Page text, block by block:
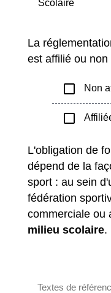
Scolaire
La
est affilié ou
check_box_outline_blank Non
check_box_outline_blank
L'obligation de
dépend de la
sport : au sein
fédération
commerciale ou
milieu scolaire.
Textes de